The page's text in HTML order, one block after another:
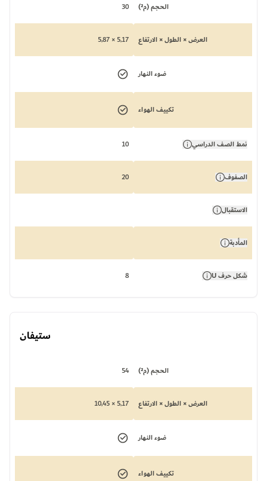
الحجم (م²) 30
العرض × الطول × الارتفاع 5,17 × 5,87
ضوء النهار
تكييف الهواء
نمط الصف الدراسي 10
الصفوف 20
الاستقبال
المأدبة
شكل حرف U 8
ستيفان
الحجم (م²) 54
العرض × الطول × الارتفاع 5,17 × 10,45
ضوء النهار
تكييف الهواء